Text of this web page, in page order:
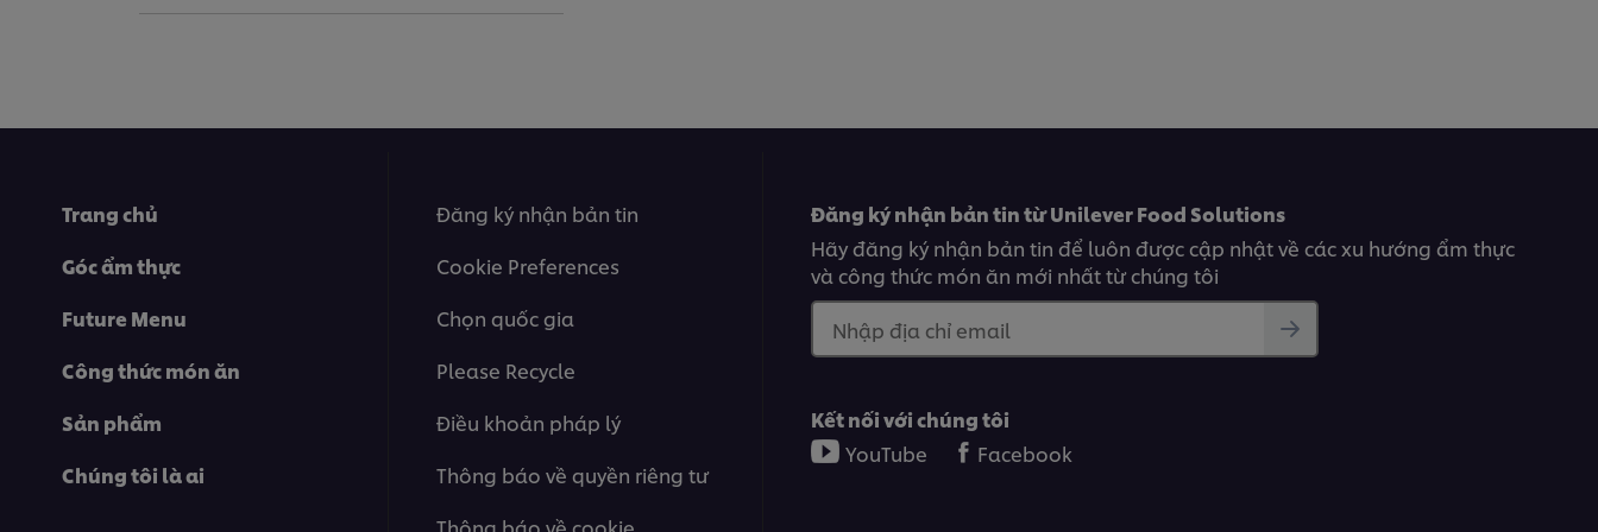
Trang chủ
Góc ẩm thực
Future Menu
Công thức món ăn
Sản phẩm
Chúng tôi là ai
Đăng ký nhận bản tin
Cookie Preferences
Chọn quốc gia
Please Recycle
Điều khoản pháp lý
Thông báo về quyền riêng tư
Đăng ký nhận bản tin từ Unilever Food Solutions
Hãy đăng ký nhận bản tin để luôn được cập nhật về các xu hướng ẩm thực
và công thức món ăn mới nhất từ chúng tôi
Nhập địa chỉ email
Kết nối với chúng tôi
YouTube
Facebook